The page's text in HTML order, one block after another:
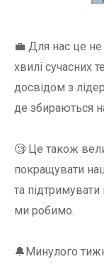
💼 Для нас це
хвилі сучасних
досвідом з
де збираються
🧐 Це також
покращувати
та підтримувати
ми робимо.
🔔Минулого